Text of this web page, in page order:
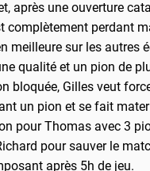
après une ouverture
complètement perdant
meilleure sur les autres
qualité et un pion de
bloquée, Gilles veut
un pion et se fait
pour Thomas avec 3
pour sauver le
après 5h de jeu.